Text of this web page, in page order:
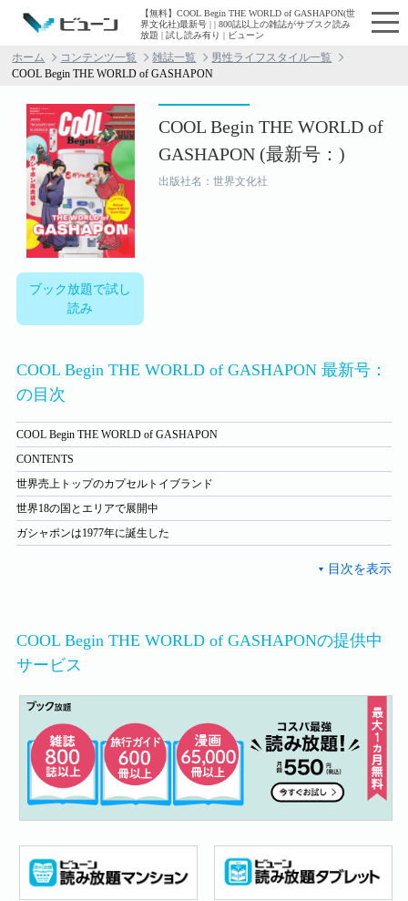
【無料】COOL Begin THE WORLD of GASHAPON(世
界文化社)最新号 | | 800誌以上の雑誌がサブスク読み
放題 | 試し読み有り | ビューン
ホーム コンテンツ一覧 雑誌一覧
男性ライフスタイル一覧
COOL Begin THE WORLD of GASHAPON
ブック放題で試し
読み
COOL Begin THE WORLD of
GASHAPON (最新号：)
出版社名：世界文化社
COOL Begin THE WORLD of GASHAPON 最新号：
の目次
COOL Begin THE WORLD of GASHAPON
CONTENTS
世界売上トップのカプセルトイブランド
世界18の国とエリアで展開中
ガシャポンは1977年に誕生した
COOL Begin THE WORLD of GASHAPONの提供中
サービス